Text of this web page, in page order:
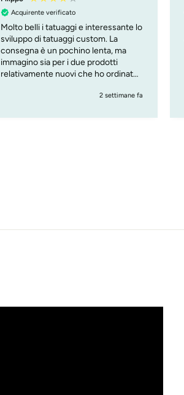
Acquirente verificato
Molto belli i tatuaggi e interessante lo
sviluppo di tatuaggi custom. La
consegna è un pochino lenta, ma
immagino sia per i due prodotti
relativamente nuovi che ho ordinato
2 settimane fa